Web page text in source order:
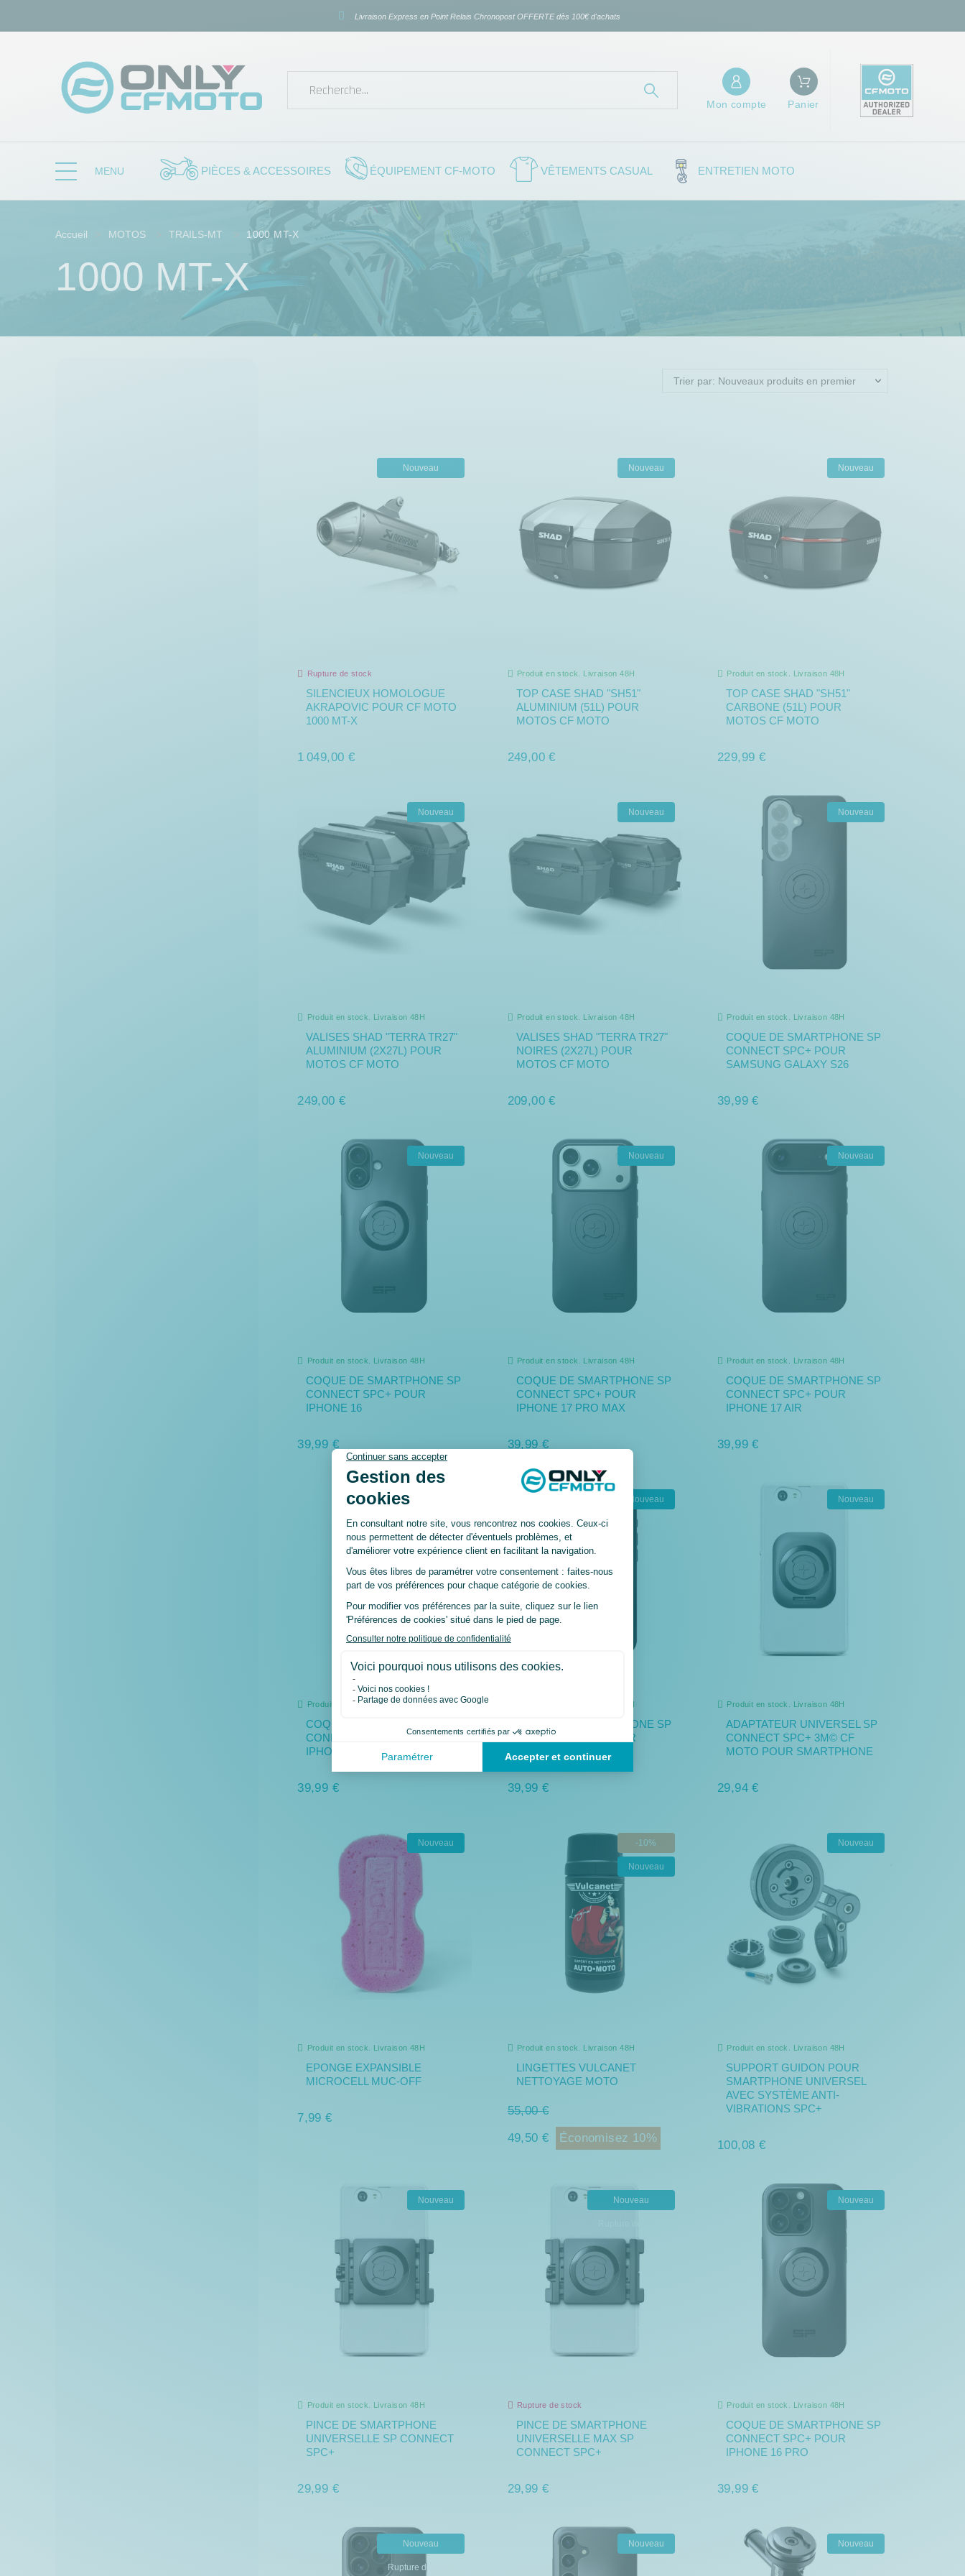
Livraison Express en Point Relais Chronopost OFFERTE dès 100€ d'achats
Mon compte Panier
MENU PIÈCES & ACCESSOIRES ÉQUIPEMENT CF-MOTO VÊTEMENTS CASUAL ENTRETIEN MOTO
Accueil MOTOS TRAILS-MT 1000 MT-X
1000 MT-X
Trier par: Nouveaux produits en premier
Nouveau
Rupture de stock
SILENCIEUX HOMOLOGUE
AKRAPOVIC POUR CF MOTO
1000 MT-X
1 049,00 €
Nouveau
Produit en stock. Livraison 48H
TOP CASE SHAD "SH51"
ALUMINIUM (51L) POUR
MOTOS CF MOTO
249,00 €
Nouveau
Produit en stock. Livraison 48H
TOP CASE SHAD "SH51"
CARBONE (51L) POUR
MOTOS CF MOTO
229,99 €
Nouveau
Produit en stock. Livraison 48H
VALISES SHAD "TERRA TR27"
ALUMINIUM (2X27L) POUR
MOTOS CF MOTO
249,00 €
Nouveau
Produit en stock. Livraison 48H
VALISES SHAD "TERRA TR27"
NOIRES (2X27L) POUR
MOTOS CF MOTO
209,00 €
Nouveau
Produit en stock. Livraison 48H
COQUE DE SMARTPHONE SP
CONNECT SPC+ POUR
SAMSUNG GALAXY S26
39,99 €
Nouveau
Produit en stock. Livraison 48H
COQUE DE SMARTPHONE SP
CONNECT SPC+ POUR
IPHONE 16
39,99 €
Nouveau
Produit en stock. Livraison 48H
COQUE DE SMARTPHONE SP
CONNECT SPC+ POUR
IPHONE 17 PRO MAX
39,99 €
Nouveau
Produit en stock. Livraison 48H
COQUE DE SMARTPHONE SP
CONNECT SPC+ POUR
IPHONE 17 AIR
39,99 €
Produit en stock. Livraison 48H
COQUE DE SMARTPHONE SP
CONNECT SPC+ POUR
IPHONE 17 PRO
39,99 €
Nouveau
Produit en stock. Livraison 48H
COQUE DE SMARTPHONE SP
CONNECT SPC+ POUR
IPHONE 17
39,99 €
Nouveau
Produit en stock. Livraison 48H
ADAPTATEUR UNIVERSEL SP
CONNECT SPC+ 3M© CF
MOTO POUR SMARTPHONE
29,94 €
Nouveau
Produit en stock. Livraison 48H
EPONGE EXPANSIBLE
MICROCELL MUC-OFF
7,99 €
-10%
Nouveau
Produit en stock. Livraison 48H
LINGETTES VULCANET
NETTOYAGE MOTO
55,00 €
49,50 €
Économisez 10%
Nouveau
Produit en stock. Livraison 48H
SUPPORT GUIDON POUR
SMARTPHONE UNIVERSEL
AVEC SYSTÈME ANTI-
VIBRATIONS SPC+
100,08 €
Nouveau
Produit en stock. Livraison 48H
PINCE DE SMARTPHONE
UNIVERSELLE SP CONNECT
SPC+
29,99 €
Nouveau
Rupture de stock
PINCE DE SMARTPHONE
UNIVERSELLE MAX SP
CONNECT SPC+
29,99 €
Nouveau
Produit en stock. Livraison 48H
COQUE DE SMARTPHONE SP
CONNECT SPC+ POUR
IPHONE 16 PRO
39,99 €
Nouveau
Rupture de stock
Nouveau Nouveau